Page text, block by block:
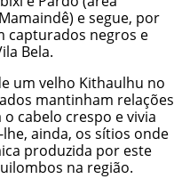
e segue, por
capturados negros e
Bela.
um velho Kithaulhu no
mantinham relações
cabelo crespo e vivia
ainda, os sítios onde
produzida por este
na região.